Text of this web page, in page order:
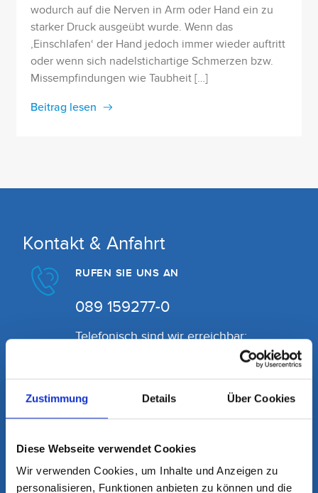
Zustimmung Details Über Cookies
Diese Webseite verwendet Cookies
Wir verwenden Cookies, um Inhalte und Anzeigen zu
personalisieren, Funktionen anbieten zu können und die
wodurch auf die Nerven in Arm oder Hand ein zu
starker Druck ausgeübt wurde. Wenn das
‚Einschlafen‘ der Hand jedoch immer wieder auftritt
oder wenn sich nadelstichartige Schmerzen bzw.
Missempfindungen wie Taubheit […]
Beitrag lesen
Kontakt & Anfahrt
RUFEN SIE UNS AN
089 159277-0
Telefonisch sind wir erreichbar:
Montag - Freitag von 07:30 - 19:00 Uhr
SCHREIBEN SIE UNS